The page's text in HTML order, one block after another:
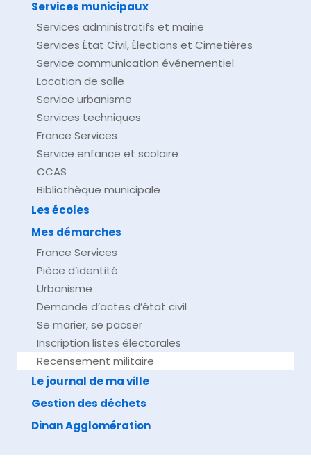
Services municipaux
Services administratifs et mairie
Services État Civil, Élections et Cimetières
Service communication événementiel
Location de salle
Service urbanisme
Services techniques
France Services
Service enfance et scolaire
CCAS
Bibliothèque municipale
Les écoles
Mes démarches
France Services
Pièce d’identité
Urbanisme
Demande d’actes d’état civil
Se marier, se pacser
Inscription listes électorales
Recensement militaire
Le journal de ma ville
Gestion des déchets
Dinan Agglomération